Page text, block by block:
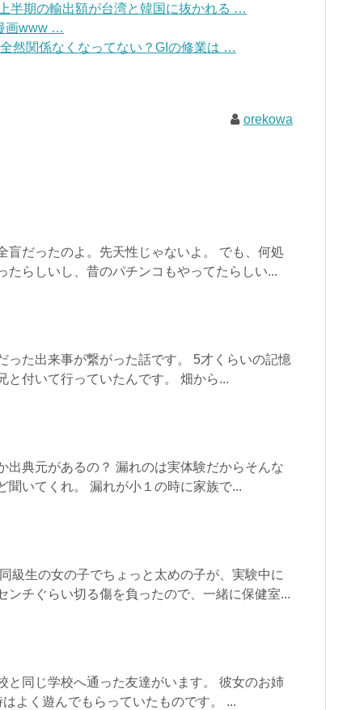
半期の輸出額が台湾と韓国に抜かれる …
画www …
然関係なくなってない？GIの修業は …
orekowa
盲だったのよ。先天性じゃないよ。 でも、何処
たらしいし、昔のパチンコもやってたらしい...
った出来事が繋がった話です。 5才くらいの記憶
と付いて行っていたんです。 畑から...
出典元があるの？ 漏れのは実体験だからそんな
聞いてくれ。 漏れが小１の時に家族で...
級生の女の子でちょっと太めの子が、実験中に
ンチぐらい切る傷を負ったので、一緒に保健室...
と同じ学校へ通った友達がいます。 彼女のお姉
よく遊んでもらっていたものです。 ...